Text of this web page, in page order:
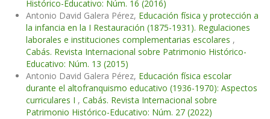
Histórico-Educativo: Núm. 16 (2016)
Antonio David Galera Pérez, Educación física y protección a
la infancia en la I Restauración (1875-1931). Regulaciones
laborales e instituciones complementarias escolares ,
Cabás. Revista Internacional sobre Patrimonio Histórico-
Educativo: Núm. 13 (2015)
Antonio David Galera Pérez, Educación física escolar
durante el altofranquismo educativo (1936-1970): Aspectos
curriculares I , Cabás. Revista Internacional sobre
Patrimonio Histórico-Educativo: Núm. 27 (2022)